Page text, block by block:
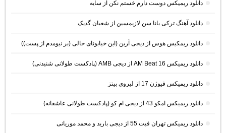
دانلود ریمیکس دوست دارم خستم نکن از سایه
دانلود آهنگ ترکی بانا سن لازیمسین از شعبان گدیک
دانلود ریمکیس هوس از دیجی آرین (این خیابونای خالی (بر نیومدم از پست))
دانلود ریمیکس AM Beat 16 از دیجی AMB (پادکست طولانی شنیدنی)
دانلود ریمیکس فیوژن 17 از لیروی بیتز
دانلود ریمیکس امکو 43 از دیجی ام کو (پادکست طولانی عاشقانه)
دانلود ریمیکس تهران فیت 55 از دیجی باربد و محمد موریانی